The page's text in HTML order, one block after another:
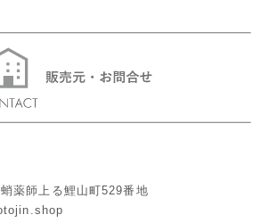
薬師上る鯉山町529番地